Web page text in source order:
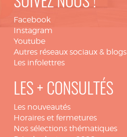
Facebook
Instagram
Youtube
Autres réseaux sociaux & blogs
Les infolettres
LES + CONSULTÉS
Les nouveautés
Horaires et fermetures
Nos sélections thématiques